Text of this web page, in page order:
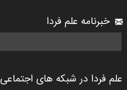
خبرنامه علم فردا
علم فردا در شبکه های اجتماعی